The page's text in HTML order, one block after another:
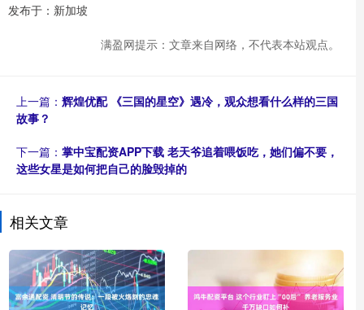
发布于：新加坡
满盈网提示：文章来自网络，不代表本站观点。
上一篇： 辉煌优配 《三国的星空》遇冷，观众想看什么样的三国
故事？
下一篇： 掌中宝配资APP下载 老天爷追着喂饭吃，她们偏不要，
这些女星是如何把自己的脸毁掉的
相关文章